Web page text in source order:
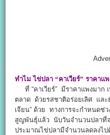
ทำไม ไข่ปลา “คาเวียร์” ราคาแพ
ที่ “คาเวียร์” มีราคาแพงมาก
ตลาด ด้วยรสชาติอร่อยเลิศ และ
เจียน” ด้วย ทางการจะกำหนดช่ว
สูญพันธุ์แล้ว นับวันจำนวนปลาที่จ
ประมาณไข่ปลามีจำนวนลดลงไ